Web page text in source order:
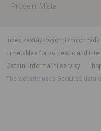
Prodejní Místa
index zastávkových jízdních řádů
Timetables for domestic and
Ostatní informační servisy
The website uses GeoLite2 data